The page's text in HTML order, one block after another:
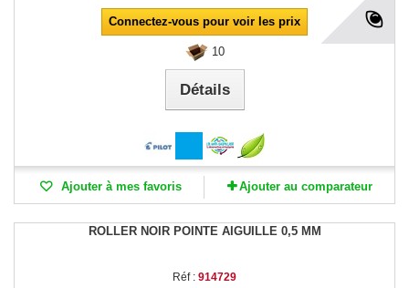
Connectez-vous pour voir les prix
10
Détails
Ajouter à mes favoris Ajouter au comparateur
ROLLER NOIR POINTE AIGUILLE 0,5 MM
Réf : 914729